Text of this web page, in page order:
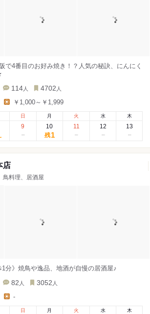
で4番目のお好み焼き！？人気の秘訣、にんにく
114 人 4702 人
￥1,000～￥1,999
日
9
月
10
残1
火
11
水
12
木
13
店
鳥料理、居酒屋
1分》焼鳥や逸品、地酒が自慢の居酒屋♪
82 人 3052 人
-
日 月 火 水 木